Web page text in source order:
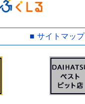
サイトマップ